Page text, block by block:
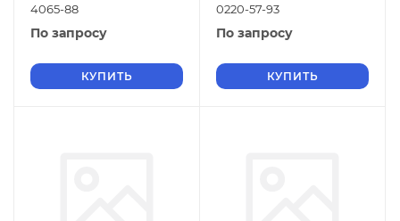
4065-88
По запросу
КУПИТЬ
0220-57-93
По запросу
КУПИТЬ